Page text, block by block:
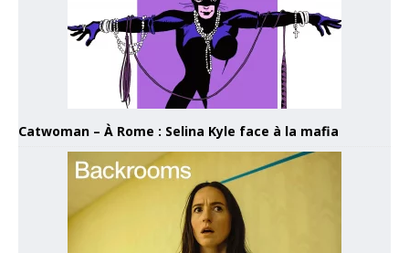
Catwoman – À Rome : Selina Kyle face à la mafia